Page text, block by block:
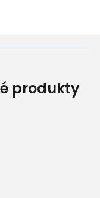
produkty